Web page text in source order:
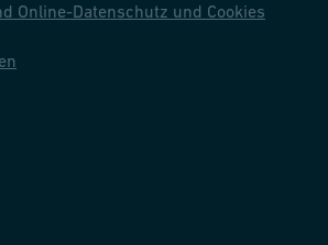
Online-Datenschutz und Cookies